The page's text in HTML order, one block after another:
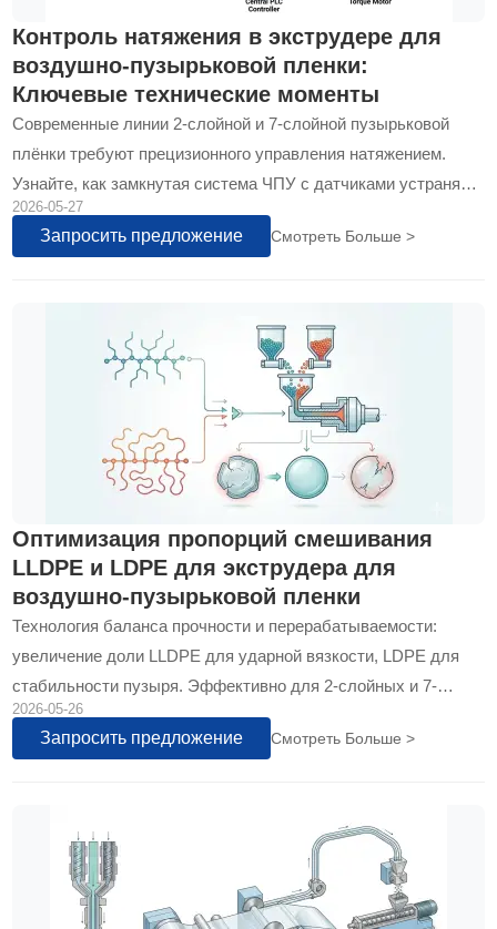
Контроль натяжения в экструдере для
воздушно-пузырьковой пленки:
Ключевые технические моменты
Современные линии 2-слойной и 7-слойной пузырьковой
плёнки требуют прецизионного управления натяжением.
Узнайте, как замкнутая система ЧПУ с датчиками устраняет
дефекты, повышает скорость и снижает
2026-05-27
Запросить предложение Смотреть Больше >
Оптимизация пропорций смешивания
LLDPE и LDPE для экструдера для
воздушно-пузырьковой пленки
Технология баланса прочности и перерабатываемости:
увеличение доли LLDPE для ударной вязкости, LDPE для
стабильности пузыря. Эффективно для 2-слойных и 7-
слойных машин...
2026-05-26
Запросить предложение Смотреть Больше >